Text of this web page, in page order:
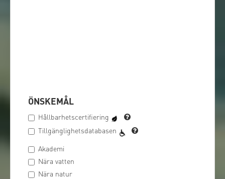
ÖNSKEMÅL
Hållbarhetscertifiering
Tillgänglighetsdatabasen
Akademi
Nära vatten
Nära natur